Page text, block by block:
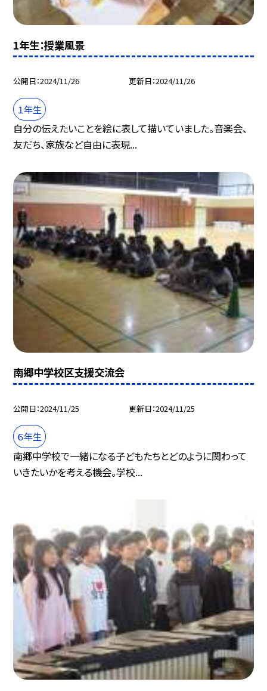
1年生：授業風景
公開日 2024/11/26 更新日 2024/11/26
１年生
自分の伝えたいことを絵に表して描いていました。音楽会、
友だち、家族など自由に表現...
南郷中学校区支援交流会
公開日 2024/11/25 更新日 2024/11/25
６年生
南郷中学校で一緒になる子どもたちとどのように関わって
いきたいかを考える機会。学校...